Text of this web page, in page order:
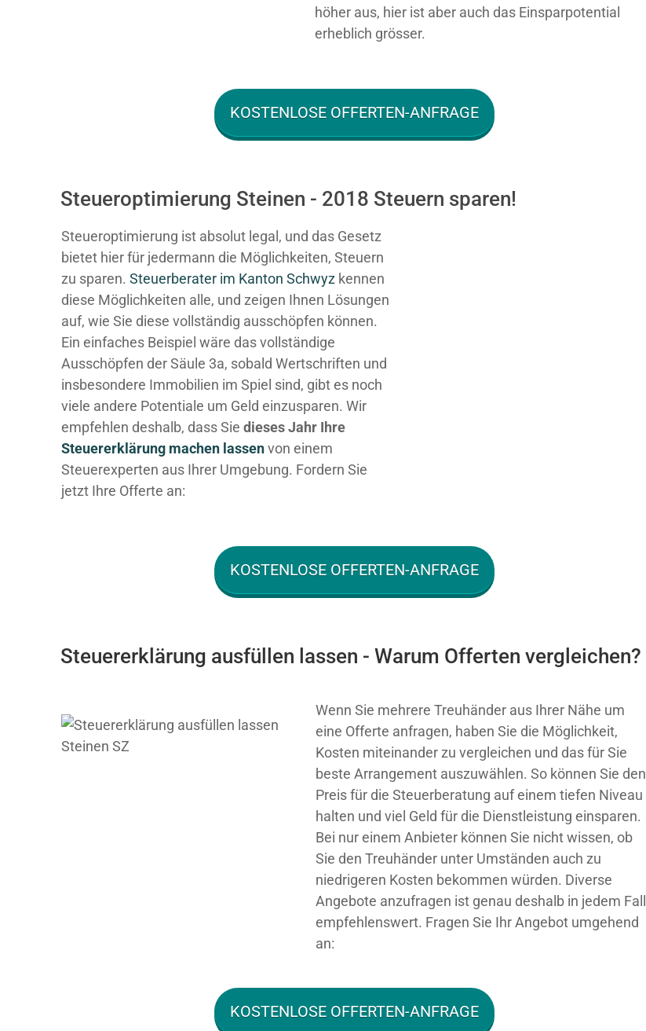
höher aus, hier ist aber auch das Einsparpotential
erheblich grösser.
KOSTENLOSE OFFERTEN-ANFRAGE
Steueroptimierung Steinen - 2018 Steuern sparen!
Steueroptimierung ist absolut legal, und das Gesetz
bietet hier für jedermann die Möglichkeiten, Steuern
zu sparen. Steuerberater im K anton Schwyz kennen
diese Möglichkeiten alle, und zeigen Ihnen Lösungen
auf, wie Sie diese vollständig ausschöpfen können.
Ein einfaches Beispiel wäre das vollständige
Ausschöpfen der Säule 3a, sobald Wertschriften und
insbesondere Immobilien im Spiel sind, gibt es noch
viele andere Potentiale um Geld einzusparen. Wir
empfehlen deshalb, dass Sie diesesJahr Ihre
Steuererklärung machen lassenvon einem
Steuerexperten aus Ihrer Umgebung. Fordern Sie
jetzt Ihre Offerte an:
KOSTENLOSE OFFERTEN-ANFRAGE
Steuererklärung ausfüllen lassen - Warum Offerten vergleichen?
Wenn Sie mehrere Treuhänder aus Ihrer Nähe um
eine Offerte anfragen, haben Sie die Möglichkeit,
Kosten miteinander zu vergleichen und das für Sie
beste Arrangement auszuwählen. So können Sie den
Preis für die Steuerberatung auf einem tiefen Niveau
halten und viel Geld für die Dienstleistung einsparen.
Bei nur einem Anbieter können Sie nicht wissen, ob
Sie den Treuhänder unter Umständen auch zu
niedrigeren Kosten bekommen würden. Diverse
Angebote anzufragen ist genau deshalb in jedem Fall
empfehlenswert. Fragen Sie Ihr Angebot umgehend
an:
KOSTENLOSE OFFERTEN-ANFRAGE